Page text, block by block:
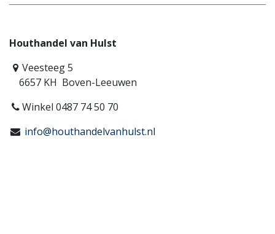
Houthandel van Hulst
Veesteeg 5
6657 KH Boven-Leeuwen
Winkel 0487 74 50 70
info@houthandelvanhulst.nl